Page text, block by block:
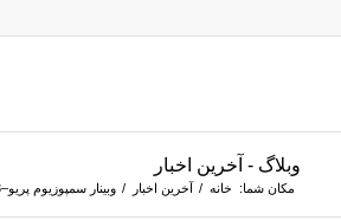
وبلاگ - آخرین اخبار
مکان شما: خانه / آخرین اخبار / وبینار سمپوزیوم پریو–3 اردیبهشت ماه ۱۴۰۴...